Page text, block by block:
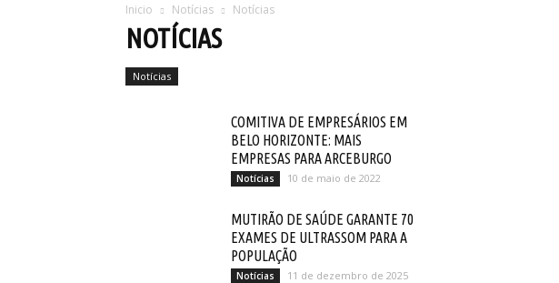
Inicio Notícias Notícias
NOTÍCIAS
Notícias
COMITIVA DE EMPRESÁRIOS EM
BELO HORIZONTE: MAIS
EMPRESAS PARA ARCEBURGO
Notícias 10 de maio de 2022
MUTIRÃO DE SAÚDE GARANTE 70
EXAMES DE ULTRASSOM PARA A
POPULAÇÃO
Notícias 11 de dezembro de 2025